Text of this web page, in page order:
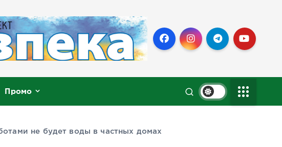
Промо
не будет воды в частных домах